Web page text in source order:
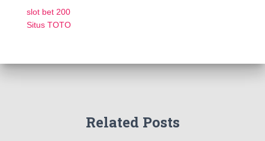
slot bet 200
Situs TOTO
Related Posts